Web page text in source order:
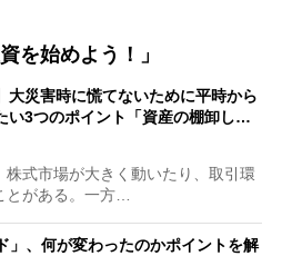
を始めよう！」
大災害時に慌てないために平時から
い3つのポイント「資産の棚卸し…
式市場が大きく動いたり、取引環
とがある。一方…
」、何が変わったのかポイントを解